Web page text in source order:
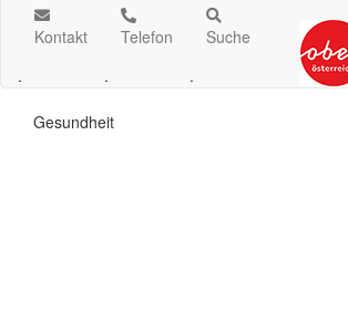
Kontakt
.
Telefon
.
Suche
.
Gesundheit